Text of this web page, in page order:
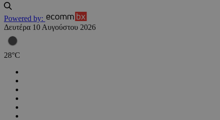
Powered by:
Δευτέρα 10 Αυγούστου 2026
28°C